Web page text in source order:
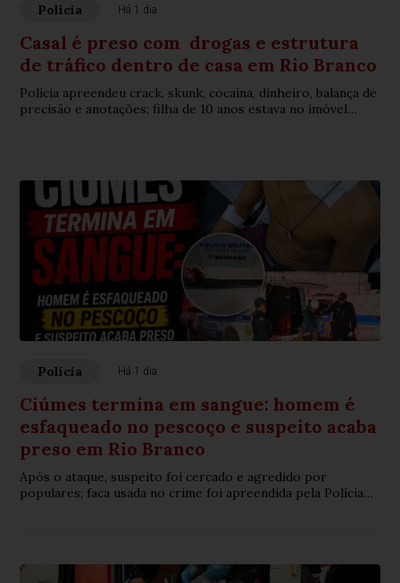
Polícia Há 1 dia
Casal é preso com drogas e estrutura
de tráfico dentro de casa em Rio Branco
Polícia apreendeu crack, skunk, cocaína, dinheiro, balança de
precisão e anotações; filha de 10 anos estava no imóvel
Polícia Há 1 dia
Ciúmes termina em sangue: homem é
esfaqueado no pescoço e suspeito acaba
preso em Rio Branco
Após o ataque, suspeito foi cercado e agredido por
populares; faca usada no crime foi apreendida pela Polícia